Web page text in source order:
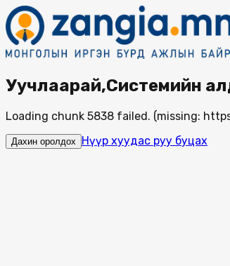
Уучлаарай,Системийн
Loading chunk 5838 failed. (missing:
Дахин оролдох Нүүр хуудас руу буцах